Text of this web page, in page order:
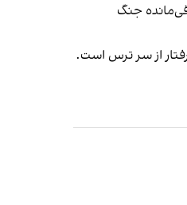
جنگ
از سر ترس است.